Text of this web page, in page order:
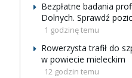
Bezpłatne badania
Dolnych. Sprawdź
1 godzinę temu
Rowerzysta trafił do
w powiecie mieleckim
12 godzin temu